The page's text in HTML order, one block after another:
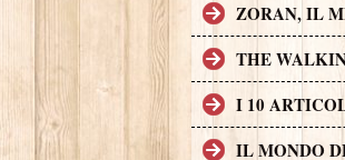
ZORAN, IL
THE
I 10
IL MONDO